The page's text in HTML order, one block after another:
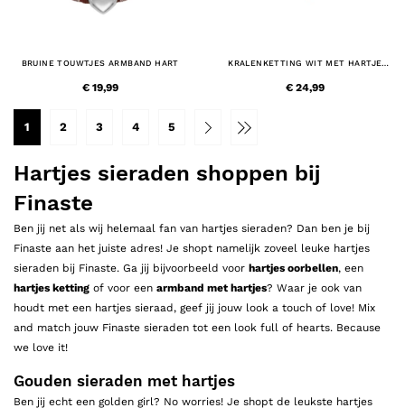
BRUINE TOUWTJES ARMBAND HART
€ 19,99
KRALENKETTING WIT MET HARTJE
€ 24,99
1 2 3 4 5
Hartjes sieraden shoppen bij
Finaste
Ben jij net als wij helemaal fan van hartjes sieraden? Dan ben je bij
Finaste aan het juiste adres! Je shopt namelijk zoveel leuke hartjes
sieraden bij Finaste. Ga jij bijvoorbeeld voor hartjes oorbellen, een
hartjes ketting of voor een armband met hartjes? Waar je ook van
houdt met een hartjes sieraad, geef jij jouw look a touch of love! Mix
and match jouw Finaste sieraden tot een look full of hearts. Because
we love it!
Gouden sieraden met hartjes
Ben jij echt een golden girl? No worries! Je shopt de leukste hartjes